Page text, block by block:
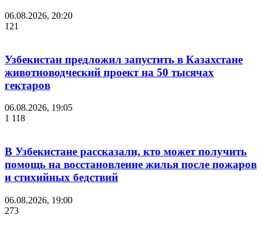
06.08.2026, 20:20
121
Узбекистан предложил запустить в Казахстане
животноводческий проект на 50 тысячах
гектаров
06.08.2026, 19:05
1 118
В Узбекистане рассказали, кто может получить
помощь на восстановление жилья после пожаров
и стихийных бедствий
06.08.2026, 19:00
273